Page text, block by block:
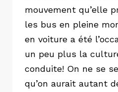
mouvement qu’elle
les bus en pleine
en voiture a été
un peu plus la
conduite! On ne se
qu’on aurait autant